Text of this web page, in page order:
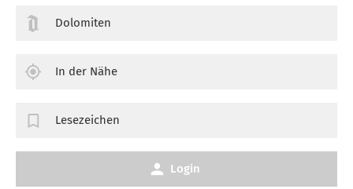
Dolomiten
In der Nähe
Lesezeichen
Login